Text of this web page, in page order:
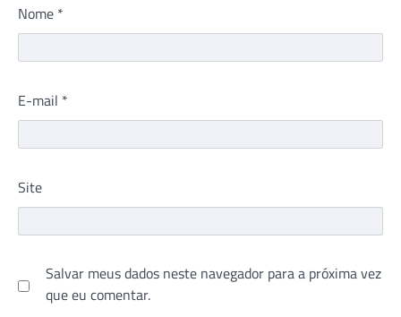
Nome *
E-mail *
Site
Salvar meus dados neste navegador para a próxima vez
que eu comentar.